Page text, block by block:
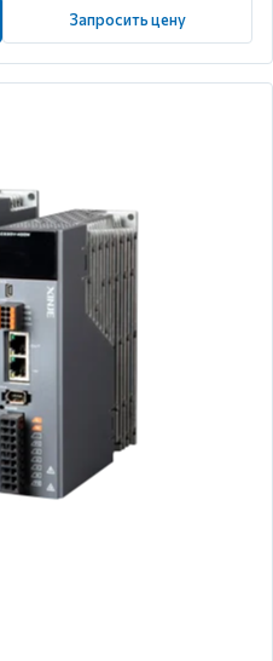
Запросить цену